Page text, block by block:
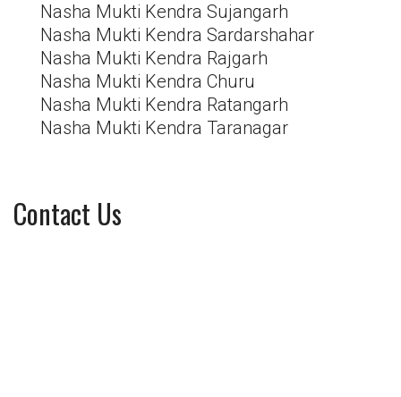
Nasha Mukti Kendra Sujangarh
Nasha Mukti Kendra Sardarshahar
Nasha Mukti Kendra Rajgarh
Nasha Mukti Kendra Churu
Nasha Mukti Kendra Ratangarh
Nasha Mukti Kendra Taranagar
Contact Us